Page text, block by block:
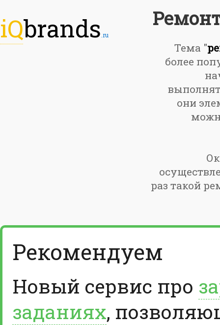
iQbrands .ru
Тема "
более
они
раз такой
Рекомендуем
Новый сервис про
заданиях,